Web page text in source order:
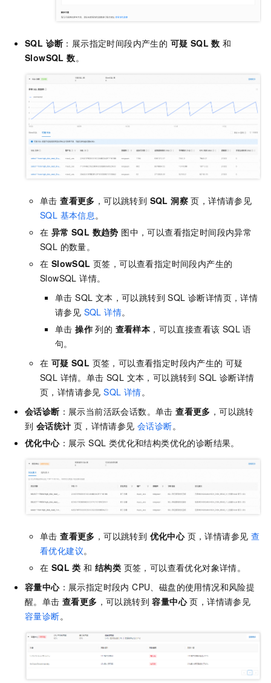
SQL 诊断 ：展示指定时间段内产生的 可疑 SQL 数 和
SlowSQL 数。
单击查看更多 ，可以跳转到 SQL 洞察 页，详情请参见
SQL 基本信息 。
在 异常 SQL 数趋势 图中，可以查看指定时间段内异常
SQL 的数量。
在 SlowSQL 页签，可以查看指定时间段内产生的
SlowSQL 详情。
单击 SQL 文本，可以跳转到 SQL 诊断详情页，详情
请参见 SQL 详情。
单击操作 列的 查看样本 ，可以直接查看该 SQL 语
句。
在 可疑 SQL 页签，可以查看指定时段内产生的 可疑
SQL 详情。单击 SQL 文本，可以跳转到 SQL 诊断详情
页，详情请参见SQL 详情。
会话诊断 ：展示当前活跃会话数。单击查看更多 ，可以跳转
到 会话统计 页，详情请参见会话诊断。
优化中心：展示 SQL 类优化和结构类优化的诊断结果。
单击查看更多 ，可以跳转到 优化中心页，详情请参见 查
看优化建议。
在 SQL 类 和结构类 页签，可以查看优化对象详情。
容量中心：展示指定时段内 CPU、磁盘的使用情况和风险提
醒。单击 查看更多 ，可以跳转到容量中心页，详情请参见
容量诊断。